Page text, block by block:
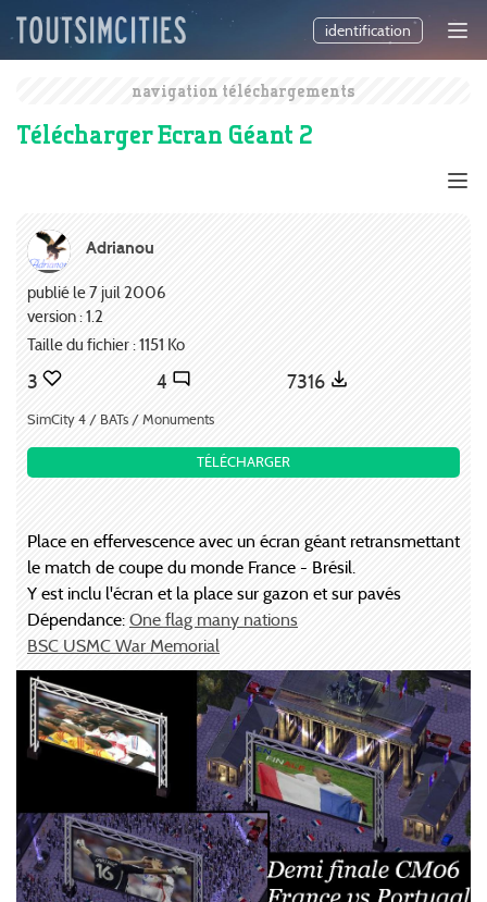
identification
navigation téléchargements
Télécharger Ecran Géant 2
Adrianou
publié le 7 juil 2006
version : 1.2
Taille du fichier : 1151 Ko
3 4 7316
SimCity 4 / BATs / Monuments
TÉLÉCHARGER
Place en effervescence avec un écran géant retransmettant
le match de coupe du monde France - Brésil.
Y est inclu l'écran et la place sur gazon et sur pavés
Dépendance: One flag many nations
BSC USMC War Memorial